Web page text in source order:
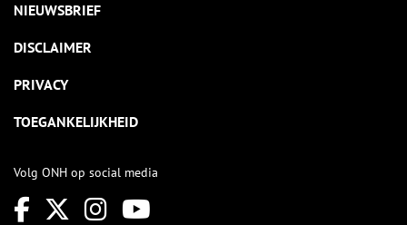
NIEUWSBRIEF
DISCLAIMER
PRIVACY
TOEGANKELIJKHEID
Volg ONH op social media